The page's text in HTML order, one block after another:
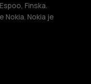
Finska.
Nokia. Nokia je